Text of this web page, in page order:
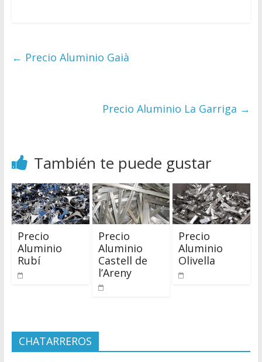
← Precio Aluminio Gaià
Precio Aluminio La Garriga →
También te puede gustar
Precio
Aluminio
Rubí
Precio
Aluminio
Castell de
l’Areny
Precio
Aluminio
Olivella
CHATARREROS